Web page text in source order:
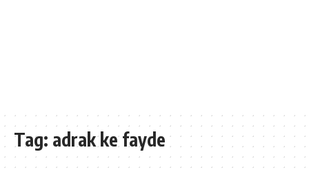
Tag: adrak ke fayde